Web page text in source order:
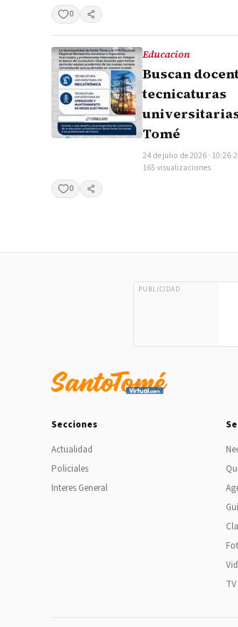
0
Compartir
Educacion
Buscan
tecnicaturas
universitarias
Tomé
24 de julio de 2026 · 10:26·
165 visualizaciones
0
Compartir
PUBLICIDAD
Secciones
Actualidad
Policiales
Interes General